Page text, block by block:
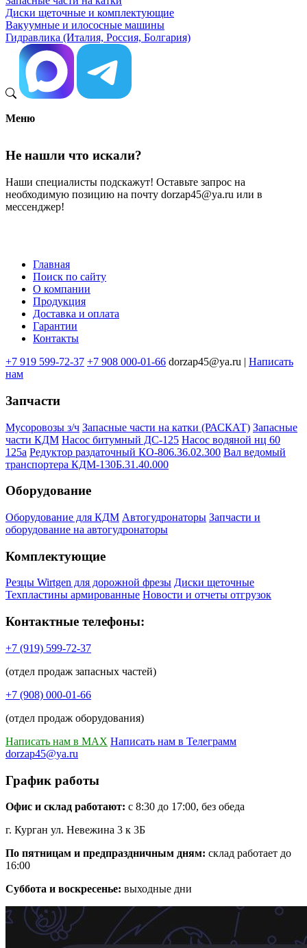
Диски щеточные и комплектующие
Вакуумные и илососные машины
Гидравлика (Италия, Россия, Болгария)
Меню
Не нашли что искали?
Наши специалисты подскажут! Оставьте запрос на
необходимую позицию на почту dorzap45@ya.ru или в
мессенджер!
Меню
подвале
Главная
Поиск по сайту
О компании
Продукция
Доставка и оплата
Гарантии
Контакты
+7 919 599-72-37 +7 908 000-01-66 dorzap45@ya.ru | Написать
нам
Запчасти
Мусоровозы з/ч Запасные части на катки (РАСКАТ) Запасные
части КДМ Насос битумный ДС-125 Насос водяной нц 60
125а Редуктор раздаточный КО-806.36.02.300 Вал ведомый
транспортера КДМ-130Б.31.40.000
Оборудование
Оборудование для КДМ Автогудронаторы Запчасти и
оборудование на автогудронаторы
Комплектующие
Резцы Wirtgen для дорожной фрезы Диски щеточные
Техпластины армированные Новости и отчеты отгрузок
Контактные телефоны:
+7 (919) 599-72-37
(отдел продаж запасных частей)
+7 (908) 000-01-66
(отдел продаж оборудования)
Написать нам в MAX Написать нам в Телеграмм
dorzap45@ya.ru
График работы
Офис и склад работают: с 8:30 до 17:00, без обеда
г. Курган ул. Невежина 3 к 3Б
По пятницам и предпраздничным дням: склад работает до
16:00
Суббота и воскресенье: выходные дни